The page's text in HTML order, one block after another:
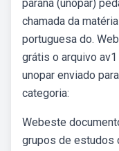
paraná (unopar)
chamada da
portuguesa do.
grátis o arquivo
unopar enviado
categoria:
Webeste
grupos de estudos